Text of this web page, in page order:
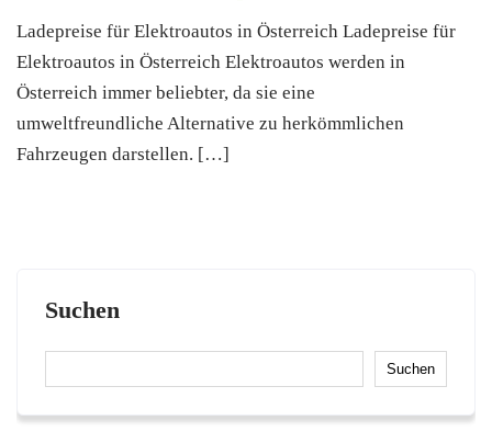
Ladepreise für Elektroautos in Österreich Ladepreise für
Elektroautos in Österreich Elektroautos werden in
Österreich immer beliebter, da sie eine
umweltfreundliche Alternative zu herkömmlichen
Fahrzeugen darstellen. […]
Suchen
Suchen